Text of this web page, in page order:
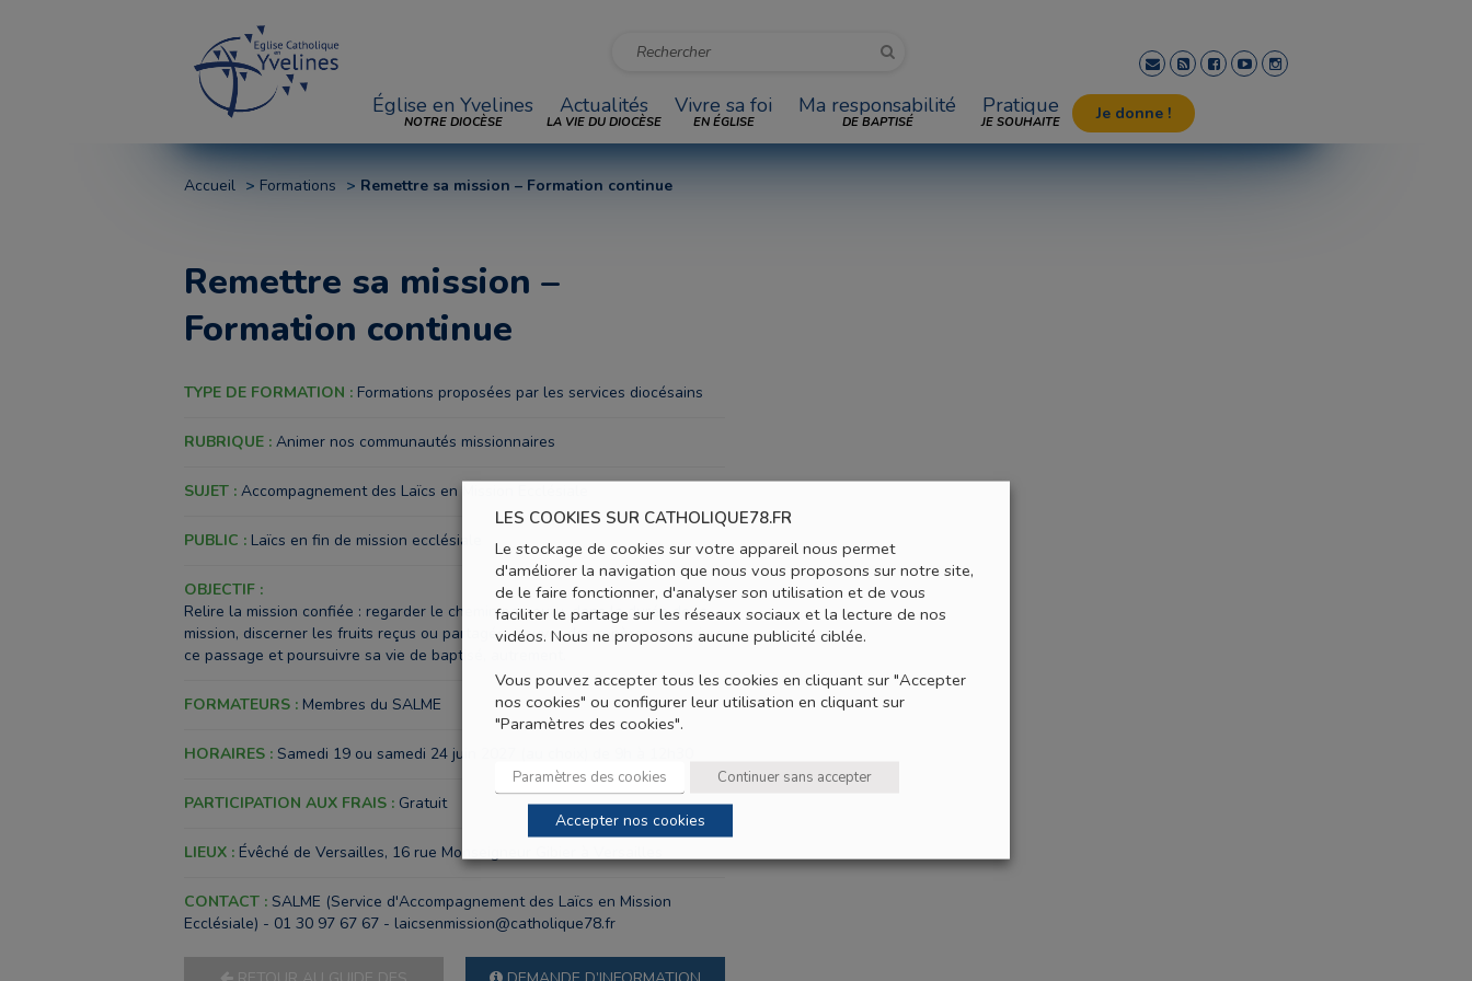
Église en Yvelines
NOTRE DIOCÈSE
Actualités
LA VIE DU DIOCÈSE
Vivre sa foi
EN ÉGLISE
Ma responsabilité
DE BAPTISÉ
Pratique
JE SOUHAITE Je donne !
Accueil Formations Remettre sa mission – Formation continue
Remettre sa mission –
Formation continue
TYPE DE FORMATION : Formations proposées par les services diocésains
RUBRIQUE : Animer nos communautés missionnaires
SUJET : Accompagnement des Laïcs en Mission Ecclésiale
PUBLIC : Laïcs en fin de mission ecclésiale
OBJECTIF :
Relire la mission confiée : regarder le chemin parcouru, dans la durée de la
mission, discerner les fruits reçus ou partagés, trouver des repères pour vivre
ce passage et poursuivre sa vie de baptisé, autrement.
FORMATEURS : Membres du SALME
HORAIRES : Samedi 19 ou samedi 24 juin 2027 (au choix) de 9h à 12h30
PARTICIPATION AUX FRAIS : Gratuit
LIEUX : Évêché de Versailles, 16 rue Monseigneur Gibier à Versailles
CONTACT : SALME (Service d'Accompagnement des Laïcs en Mission
Ecclésiale) - 01 30 97 67 67 - laicsenmission@catholique78.fr
LES COOKIES SUR CATHOLIQUE78.FR
Le stockage de cookies sur votre appareil nous permet
d'améliorer la navigation que nous vous proposons sur notre site,
de le faire fonctionner, d'analyser son utilisation et de vous
faciliter le partage sur les réseaux sociaux et la lecture de nos
vidéos. Nous ne proposons aucune publicité ciblée.
Vous pouvez accepter tous les cookies en cliquant sur "Accepter
nos cookies" ou configurer leur utilisation en cliquant sur
"Paramètres des cookies".
Paramètres des cookies Continuer sans accepter
Accepter nos cookies